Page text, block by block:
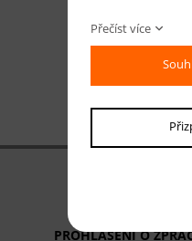
PROHLÁŠENÍ O
Přečíst více